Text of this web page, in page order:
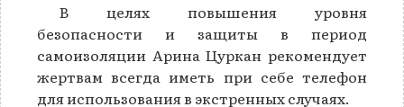
В целях повышения уровня
безопасности и защиты в период
самоизоляции Арина Цуркан рекомендует
жертвам всегда иметь при себе телефон
для использования в экстренных случаях.